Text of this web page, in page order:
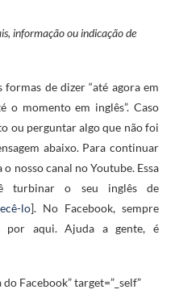
informação ou indicação de
formas de dizer “até agora em
o momento em inglês”. Caso
ou perguntar algo que não foi
abaixo. Para continuar
nosso canal no Youtube. Essa
turbinar o seu inglês de
lo]. No Facebook, sempre
por aqui. Ajuda a gente, é
Facebook” target=”_self”